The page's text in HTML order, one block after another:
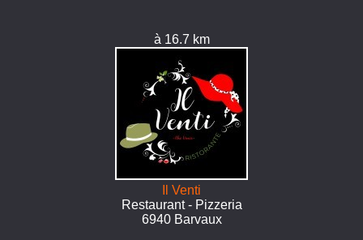
à 16.7 km
Il Venti
Restaurant - Pizzeria
6940 Barvaux